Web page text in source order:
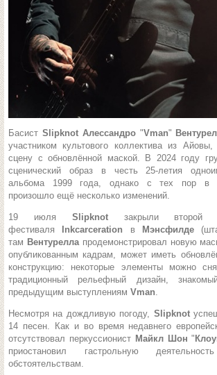
Басист Slipknot Алессандро "Vman"
участником культового коллектива из
сцену с обновлённой маской. В 2024 году
сценический образ в честь 25-летия
альбома 1999 года, однако с тех пор в
произошло ещё несколько изменений.
19 июля Slipknot закрыли второй
фестиваля
Inkcarceration в Мэнсфилде
там Вентурелла продемонстрировал новую
опубликованным кадрам, может иметь
конструкцию: некоторые элементы можно
традиционный рельефный дизайн,
предыдущим выступлениям Vman.
Несмотря на дождливую погоду, Slipknot
14 песен. Как и во время недавнего
отсутствовал перкуссионист Майкл Шон"
приостановил гастрольную
обстоятельствам.